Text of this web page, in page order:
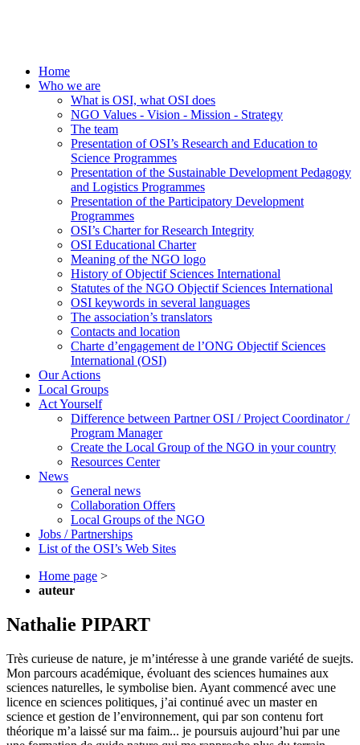
Home
Who we are
What is OSI, what OSI does
NGO Values - Vision - Mission - Strategy
The team
Presentation of OSI’s Research and Education to
Science Programmes
Presentation of the Sustainable Development Pedagogy
and Logistics Programmes
Presentation of the Participatory Development
Programmes
OSI’s Charter for Research Integrity
OSI Educational Charter
Meaning of the NGO logo
History of Objectif Sciences International
Statutes of the NGO Objectif Sciences International
OSI keywords in several languages
The association’s translators
Contacts and location
Charte d’engagement de l’ONG Objectif Sciences
International (OSI)
Our Actions
Local Groups
Act Yourself
Difference between Partner OSI / Project Coordinator /
Program Manager
Create the Local Group of the NGO in your country
Resources Center
News
General news
Collaboration Offers
Local Groups of the NGO
Jobs / Partnerships
List of the OSI’s Web Sites
Home page >
auteur
Nathalie PIPART
Très curieuse de nature, je m’intéresse à une grande variété de suejts.
Mon parcours académique, évoluant des sciences humaines aux
sciences naturelles, le symbolise bien. Ayant commencé avec une
licence en sciences politiques, j’ai continué avec un master en
science et gestion de l’environnement, qui par son contenu fort
théorique m’a laissé sur ma faim... je poursuis aujourd’hui par une